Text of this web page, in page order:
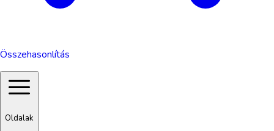
Összehasonlítás
Oldalak